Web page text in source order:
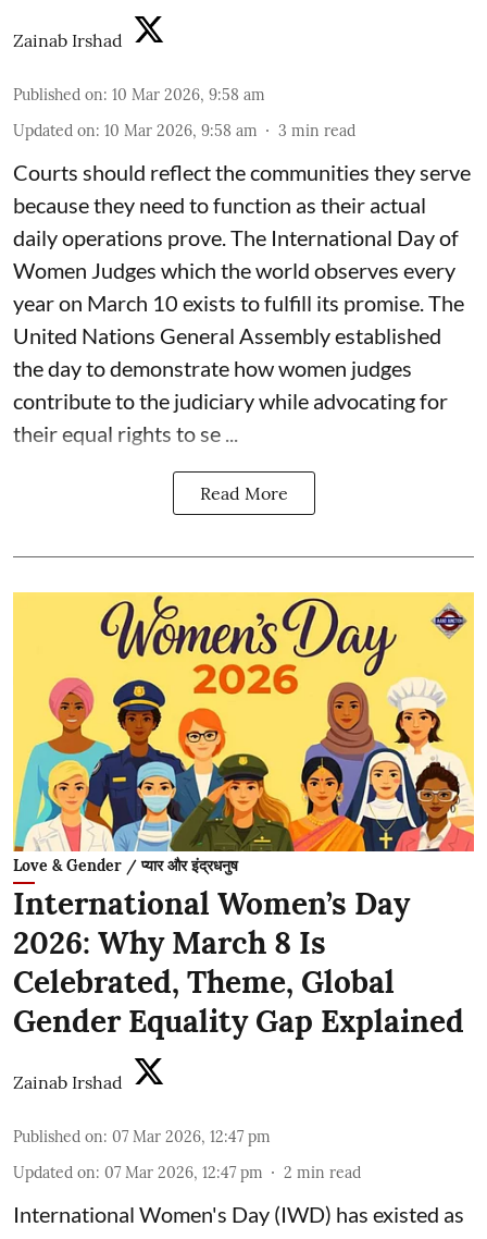
Zainab Irshad
Published on: 10 Mar 2026, 9:58 am
Updated on: 10 Mar 2026, 9:58 am 3 min read
Courts should reflect the communities they serve
because they need to function as their actual
daily operations prove. The International Day of
Women Judges which the world observes every
year on March 10 exists to fulfill its promise. The
United Nations General Assembly established
the day to demonstrate how women judges
contribute to the judiciary while advocating for
their equal rights to se ...
Read More
Love & Gender / प्यार और इंद्रधनुष
International Women’s Day
2026: Why March 8 Is
Celebrated, Theme, Global
Gender Equality Gap Explained
Zainab Irshad
Published on: 07 Mar 2026, 12:47 pm
Updated on: 07 Mar 2026, 12:47 pm 2 min read
International Women's Day (IWD) has existed as